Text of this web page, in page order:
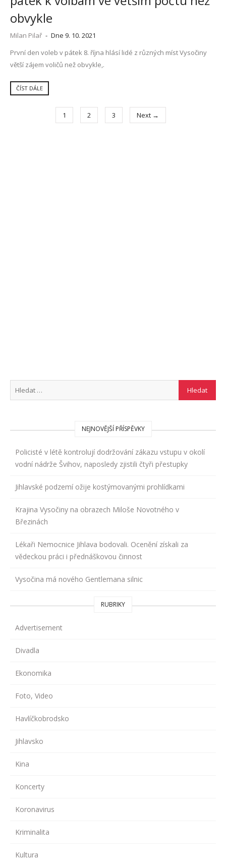
obvykle
Milan Pilař - Dne 9. 10. 2021
První den voleb v pátek 8. října hlásí lidé z různých míst Vysočiny
větší zájem voličů než obvykle,.
ČÍST DÁLE
1 2 3 Next →
NEJNOVĚJŠÍ PŘÍSPĚVKY
Policisté v létě kontrolují dodržování zákazu vstupu v okolí
vodní nádrže Švihov, naposledy zjistili čtyři přestupky
Jihlavské podzemí ožije kostýmovanými prohlídkami
Krajina Vysočiny na obrazech Miloše Novotného v
Březinách
Lékaři Nemocnice Jihlava bodovali. Ocenění získali za
vědeckou práci i přednáškovou činnost
Vysočina má nového Gentlemana silnic
RUBRIKY
Advertisement
Divadla
Ekonomika
Foto, Video
Havlíčkobrodsko
Jihlavsko
Kina
Koncerty
Koronavirus
Kriminalita
Kultura